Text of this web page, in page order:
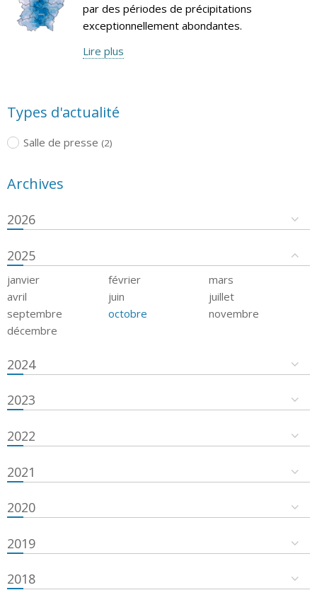
par des périodes de précipitations
exceptionnellement abondantes.
Lire plus
Types d'actualité
Salle de presse (2)
Archives
2026
2025
janvier février
mars
avril
juin
juillet
septembre
octobre
novembre
décembre
2024
2023
2022
2021
2020
2019
2018